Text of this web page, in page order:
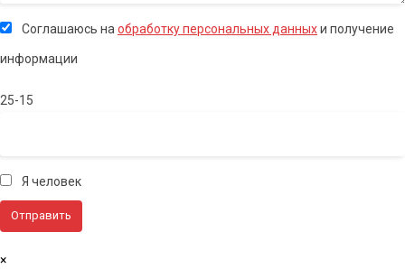
Соглашаюсь на обработку персональных данныхи получение
информации
25-15
Я человек
×